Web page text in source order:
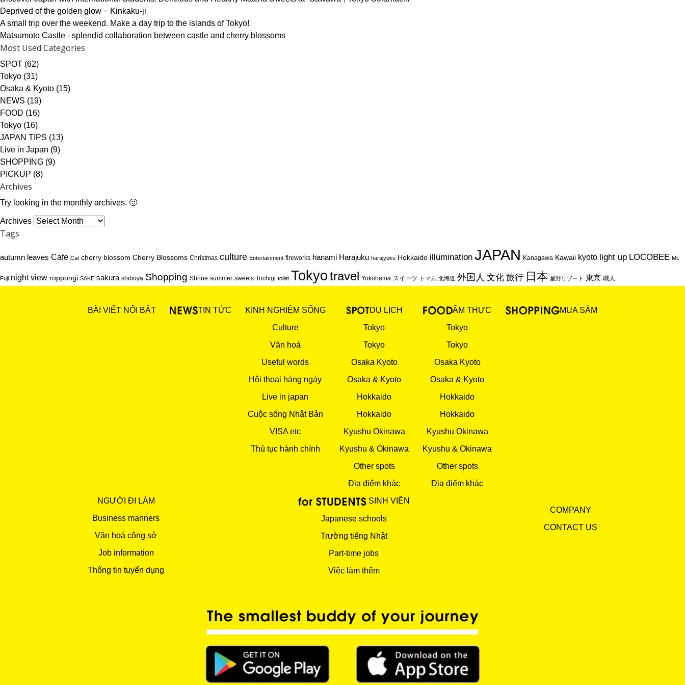
Deprived of the golden glow − Kinkaku-ji
A small trip over the weekend. Make a day trip to the islands of Tokyo!
Matsumoto Castle - splendid collaboration between castle and cherry blossoms
Most Used Categories
SPOT (62)
Tokyo (31)
Osaka & Kyoto (15)
NEWS (19)
FOOD (16)
Tokyo (16)
JAPAN TIPS (13)
Live in Japan (9)
SHOPPING (9)
PICKUP (8)
Archives
Try looking in the monthly archives. 🙂
Archives
Tags
autumn leaves Cafe Cat cherry blossom Cherry Blossoms Christmas culture Entertainment fireworks hanami Harajuku harajyuku Hokkaido illumination JAPAN Kanagawa Kawaii kyoto light up LOCOBEE Mt.
Fuji night view roppongi SAKE sakura shibuya Shopping Shrine summer sweets Tochigi toilet Tokyotravel Yokohama スイーツ トマム 北海道 外国人 文化 旅行 日本 星野リゾート 東京 職人
BÀI VIẾT NỔI BẬT TIN TỨC
KINH NGHIỆM SỐNG
Culture
Văn hoá
Useful words
Hội thoại hàng ngày
Live in japan
Cuộc sống Nhật Bản
VISA etc
Thủ tục hành chính
DU LỊCH
Tokyo
Tokyo
Osaka Kyoto
Osaka & Kyoto
Hokkaido
Hokkaido
Kyushu Okinawa
Kyushu & Okinawa
Other spots
Địa điểm khác
ẨM THỰC
Tokyo
Tokyo
Osaka Kyoto
Osaka & Kyoto
Hokkaido
Hokkaido
Kyushu Okinawa
Kyushu & Okinawa
Other spots
Địa điểm khác
MUA SẮM
NGƯỜI ĐI LÀM
Business manners
Văn hoá công sở
Job information
Thông tin tuyển dụng
SINH VIÊN
Japanese schools
Trường tiếng Nhật
Part-time jobs
Việc làm thêm
COMPANY
CONTACT US